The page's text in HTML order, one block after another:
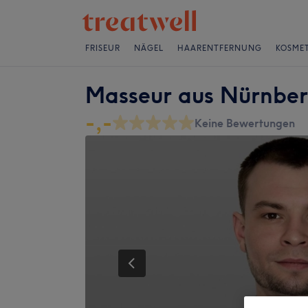
FRISEUR NÄGEL HAARENTFERNUNG
Masseur aus
-,- Keine Bewertungen